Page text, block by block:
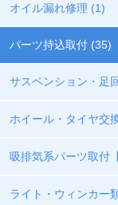
オイル漏れ修理 (1)
パーツ持込取付 (35)
サスペンション・足
ホイール・タイヤ交
吸排気系パーツ取付
ライト・ウィンカー